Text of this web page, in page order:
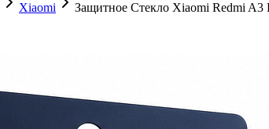
Xiaomi
Защитное Стекло Xiaomi Redmi A3